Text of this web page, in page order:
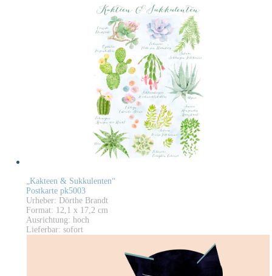
„Kakteen & Sukkulenten“
Postkarte pk5003
Urheber: Dörthe Brandt
Format: 12,1 x 17,2 cm
Ausrichtung: hoch
Lieferbar: sofort